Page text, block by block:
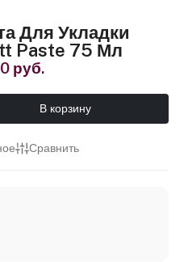
Для Укладки
Paste 75 Мл
руб.
В корзину
Сравнить